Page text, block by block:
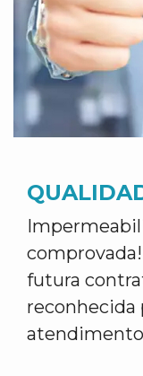
futura
reconhecida